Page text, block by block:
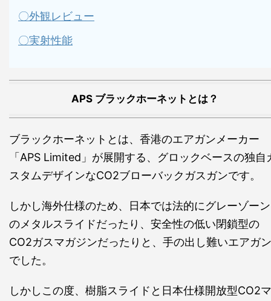
〇外観レビュー
〇実射性能
APS ブラックホーネットとは？
ブラックホーネットとは、香港のエアガンメーカー
「APS Limited」が展開する、グロックベースの独自
スタムデザインなCO2ブローバックガスガンです。
しかし海外仕様のため、日本では法的にグレーゾーン
のメタルスライドだったり、安全性の低い閉鎖型の
CO2ガスマガジンだったりと、手の出し難いエアガン
でした。
しかしこの度、樹脂スライドと日本仕様開放型CO2マ